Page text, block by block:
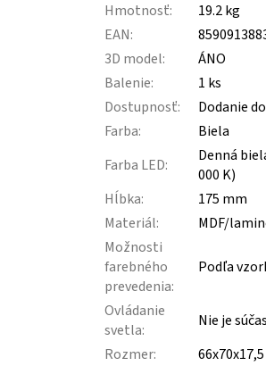
Hmotnosť:
19.2 kg
EAN:
3D model:
ÁNO
Balenie:
1 ks
Dostupnosť:
Dodanie
Farba:
Biela
Farba LED:
Denná
000 K)
Hĺbka:
175 mm
Materiál:
MDF/
Možnosti
farebného
prevedenia:
Podľa
Ovládanie
svetla:
Nie je
Rozmer: